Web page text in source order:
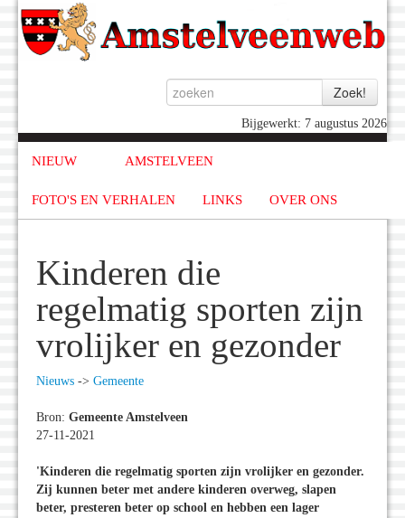
Bijgewerkt: 7 augustus 2026
NIEUW AMSTELVEEN
FOTO'S EN VERHALEN LINKS OVER ONS
Kinderen die
regelmatig sporten zijn
vrolijker en gezonder
Nieuws -> Gemeente
Bron: Gemeente Amstelveen
27-11-2021
'Kinderen die regelmatig sporten zijn vrolijker en gezonder.
Zij kunnen beter met andere kinderen overweg, slapen
beter, presteren beter op school en hebben een lager